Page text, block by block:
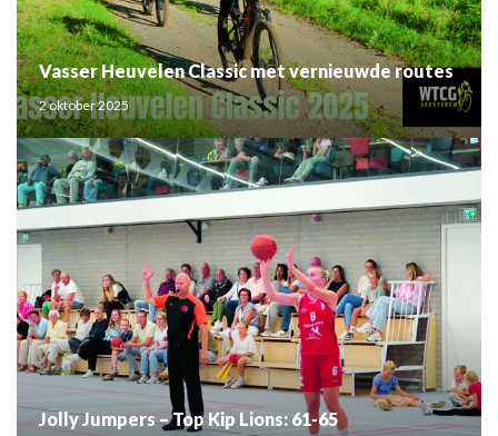
Vasser Heuvelen Classic met vernieuwde routes
2 oktober 2025
Jolly Jumpers – Top Kip Lions: 61-65